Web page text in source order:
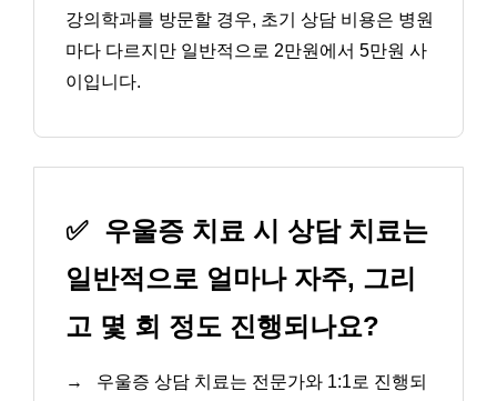
강의학과를 방문할 경우, 초기 상담 비용은 병원
마다 다르지만 일반적으로 2만원에서 5만원 사
이입니다.
✅ 우울증 치료 시 상담 치료는
일반적으로 얼마나 자주, 그리
고 몇 회 정도 진행되나요?
→
우울증 상담 치료는 전문가와 1:1로 진행되